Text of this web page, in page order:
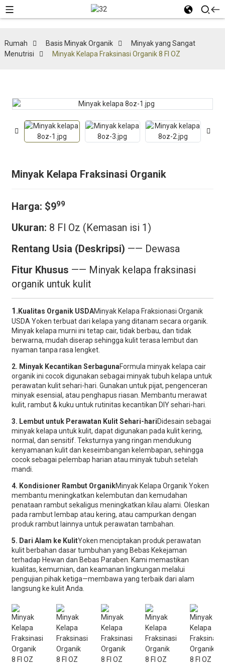
Rumah Basis Minyak Organik
Minyak yang Sangat
Menutrisi
Minyak Kelapa Fraksinasi Organik 8 Fl OZ
Minyak Kelapa Fraksinasi Organik
Harga: $999
Ukuran: 8 Fl Oz (Kemasan isi 1)
Rentang Usia (Deskripsi) —— Dewasa
Fitur Khusus —— Minyak kelapa fraksinasi
organik untuk kulit
1.Kualitas Organik USDAMinyak Kelapa Fraksionasi Organik
USDA Yoken terbuat dari kelapa yang ditanam secara organik.
Minyak kelapa murni ini tetap cair, tidak berbau, dan tidak
berwarna, mudah diserap sehingga kulit terasa lembut dan
nyaman tanpa rasa lengket.
2. Minyak Kecantikan SerbagunaFormula minyak kelapa cair
organik ini cocok digunakan sebagai minyak tubuh kelapa untuk
perawatan kulit sehari-hari. Gunakan untuk pijat, pengenceran
minyak esensial, atau penghapus riasan. Membantu merawat
kulit, rambut & kuku untuk rutinitas kecantikan DIY sehari-hari.
3. Lembut untuk Perawatan Kulit Sehari-hariDidesain sebagai
minyak kelapa untuk kulit, dapat digunakan pada kulit kering,
normal, dan sensitif. Teksturnya yang ringan mendukung
kenyamanan kulit dan keseimbangan kelembapan, sehingga
cocok sebagai pelembap harian atau minyak tubuh setelah
mandi.
4. Kondisioner Rambut OrganikMinyak Kelapa Organik Yoken
membantu meningkatkan kelembutan dan kemudahan
penataan rambut sekaligus meningkatkan kilau alami. Oleskan
pada rambut lembap atau kering, atau campurkan dengan
produk rambut lainnya untuk perawatan tambahan.
5. Dari Alam ke KulitYoken menciptakan produk perawatan
kulit berbahan dasar tumbuhan yang Bebas Kekejaman
terhadap Hewan dan Bebas Paraben. Kami memastikan
kualitas, kemurnian, dan keamanan lingkungan melalui
pengujian pihak ketiga—membawa yang terbaik dari alam
langsung ke kulit Anda.